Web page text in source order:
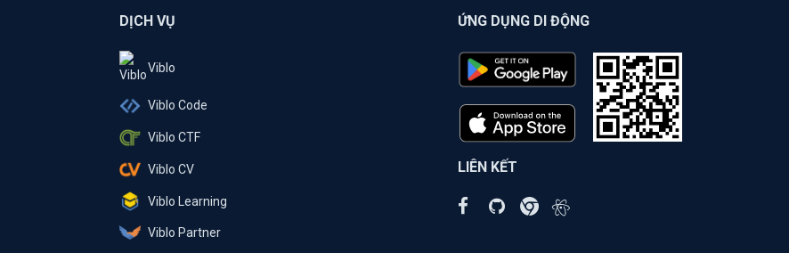
DỊCH VỤ
Viblo
Viblo Code
Viblo CTF
Viblo CV
Viblo Learning
Viblo Partner
ỨNG DỤNG DI ĐỘNG
LIÊN KẾT